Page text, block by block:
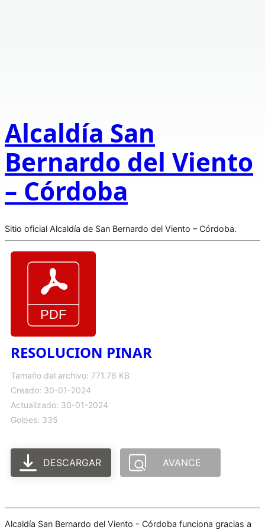
Alcaldía San
Bernardo del Viento
– Córdoba
Sitio oficial Alcaldía de San Bernardo del Viento – Córdoba.
RESOLUCION PINAR
Tamaño del archivo: 771.78 KB
Creado: 30-01-2024
Actualizado: 30-01-2024
Golpes: 335
DESCARGAR AVANCE
Alcaldía San Bernardo del Viento - Córdoba funciona gracias a